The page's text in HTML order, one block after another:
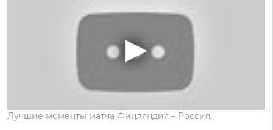
Лучшие моменты матча Финляндия – Россия.